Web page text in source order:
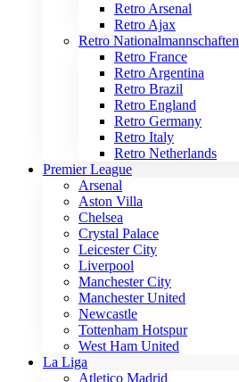
Retro Arsenal
Retro Ajax
Retro Nationalmannschaften
Retro France
Retro Argentina
Retro Brazil
Retro England
Retro Germany
Retro Italy
Retro Netherlands
Premier League
Arsenal
Aston Villa
Chelsea
Crystal Palace
Leicester City
Liverpool
Manchester City
Manchester United
Newcastle
Tottenham Hotspur
West Ham United
La Liga
Atletico Madrid